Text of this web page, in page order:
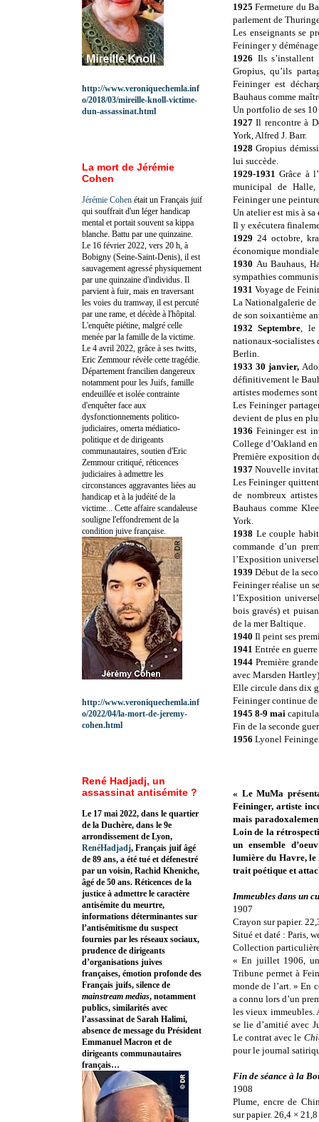
1925Fermeture du
parlement de
Les enseignants se
Feininger y
1926 Ils s’installent
Gropius, qu’ils
Feininger est
Bauhaus comme
Un portfolio de ses
1927 Il rencontre à
York, Alfred J. Barr.
1928Gropius
lui succède.
1929-1931 Grâce à
municipal de
Feininger une
Un atelier est mis à
Il y exécutera
192924 octobre,
économique
1930 Au Bauhaus,
sympathies
1931 Voyage de
La Nationalgalerie de
de son soixantième
1932 Septembre ,
nationaux-socialistes
Berlin.
1933 30 janvier,
définitivement le
artistes modernes
Les Feininger
devient de plus en
1936 Feininger est
College d’Oakland
Première exposition
1937 Nouvelle
Les Feininger
de nombreux
Bauhaus comme
York.
1938 Le couple
commande d’un
l’Exposition
1939 Début de la
Feininger réalise un
l’Exposition
bois gravés) et
de la mer Baltique.
1940 Il peint ses
1941 Entrée en
1944 Première
avec Marsden
Elle circule dans dix
Feininger continue
1945 8-9 mai
Fin de la seconde
1956 Lyonel
« Le MuMa
Feininger, artiste
mais
Loin de la
un ensemble
lumière du Havre, le
trait poétique et
Immeubles dans un
1907
Crayon sur papier.
Situé et daté : Paris,
Collection
« En juillet 1906, un
Tribune permet à
monde de l’art. » En
a connu lors d’un
les vieux immeubles.
se lie d’amitié avec
Le contrat avec le
pour le journal
Fin de séance à la
1908
Plume, encre de
sur papier. 26,4 ×
http://www.veroniquechemla.inf
o/2018/03/mireille-knoll-victime-
dun-assassinat.html
La mort de Jérémie
Cohen
Jérémie Cohen était un Français juif
qui souffrait d'un léger handicap
mental et portait souvent sa kippa
blanche. Battu par une quinzaine.
Le 16 février 2022, vers 20 h, à
Bobigny (Seine-Saint-Denis), il est
sauvagement agressé physiquement
par une quinzaine d'individus. Il
parvient à fuir, mais en traversant
les voies du tramway, il est percuté
par une rame, et décède à l'hôpital.
L'enquête piétine, malgré celle
menée par la famille de la victime.
Le 4 avril 2022, grâce à ses twitts,
Eric Zemmour révèle cette tragédie.
Département francilien dangereux
notamment pour les Juifs, famille
endeuillée et isolée contrainte
d'enquêter face aux
dysfonctionnements politico-
judiciaires, omerta médiatico-
politique et de dirigeants
communautaires, soutien d'Eric
Zemmour critiqué, réticences
judiciaires à admettre les
circonstances aggravantes liées au
handicap et à la judéité de la
victime... Cette affaire scandaleuse
souligne l'effondrement de la
condition juive française.
http://www.veroniquechemla.inf
o/2022/04/la-mort-de-jeremy-
cohen.html
René Hadjadj, un
assassinat antisémite ?
Le 17 mai 2022, dans le quartier
de la Duchère, dans le 9e
arrondissement de Lyon,
RenéHadjadj, Français juif âgé
de 89 ans, a été tué et défenestré
par un voisin, Rachid Kheniche,
âgé de 50 ans. Réticences de la
justice à admettre le caractère
antisémite du meurtre,
informations déterminantes sur
l’antisémitisme du suspect
fournies par les réseaux sociaux,
prudence de dirigeants
d’organisations juives
françaises, émotion profonde des
Français juifs, silence de
mainstream medias, notamment
publics, similarités avec
l’assassinat de Sarah Halimi,
absence de message du Président
Emmanuel Macron et de
dirigeants communautaires
français…